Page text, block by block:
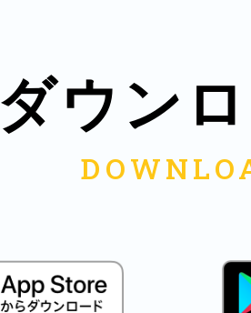
ダウン
渋谷区